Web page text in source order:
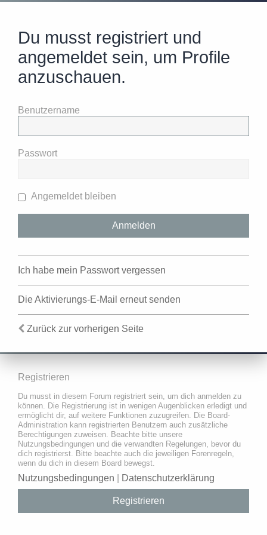
Du musst registriert und
angemeldet sein, um Profile
anzuschauen.
Benutzername
Passwort
Angemeldet bleiben
Ich habe mein Passwort vergessen
Die Aktivierungs-E-Mail erneut senden
Zurück zur vorherigen Seite
Registrieren
Du musst in diesem Forum registriert sein, um dich anmelden zu
können. Die Registrierung ist in wenigen Augenblicken erledigt und
ermöglicht dir, auf weitere Funktionen zuzugreifen. Die Board-
Administration kann registrierten Benutzern auch zusätzliche
Berechtigungen zuweisen. Beachte bitte unsere
Nutzungsbedingungen und die verwandten Regelungen, bevor du
dich registrierst. Bitte beachte auch die jeweiligen Forenregeln,
wenn du dich in diesem Board bewegst.
Nutzungsbedingungen Datenschutzerklärung
Registrieren